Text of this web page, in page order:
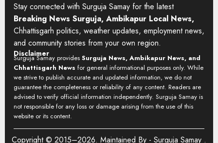
Stay connected with Surguja Samay for the latest
Breaking News Surguja, Ambikapur Local News,
Chhattisgarh politics, weather updates, employment news,
and community stories from your own region.
Disclaimer
Surguja Samay provides Surguja News, Ambikapur News, and
Chhattisgarh News for general informational purposes only. While
we strive to publish accurate and updated information, we do not
guarantee the completeness or reliability of any content. Readers are
advised to verify official information independently. Surguja Samay is
not responsible for any loss or damage arising from the use of this
website or its content.
Copyright © 2015–2026. Maintained By - Surguja Samay .